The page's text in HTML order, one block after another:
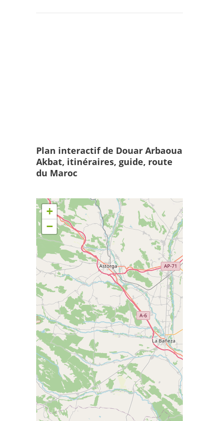
Plan interactif de Douar Arbaoua
Akbat, itinéraires, guide, route
du Maroc
+
−